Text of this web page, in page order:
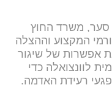
סער, משרד החוץ
המקצוע וההצלה
אפשרות של שיגור
לוונצואלה כדי
רעידת האדמה.